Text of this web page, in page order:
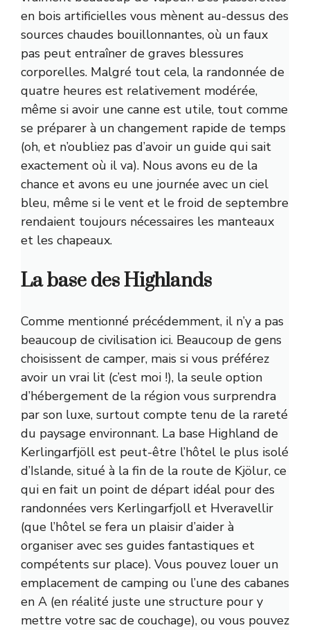
en bois artificielles vous mènent au-dessus des
sources chaudes bouillonnantes, où un faux
pas peut entraîner de graves blessures
corporelles. Malgré tout cela, la randonnée de
quatre heures est relativement modérée,
même si avoir une canne est utile, tout comme
se préparer à un changement rapide de temps
(oh, et n’oubliez pas d’avoir un guide qui sait
exactement où il va). Nous avons eu de la
chance et avons eu une journée avec un ciel
bleu, même si le vent et le froid de septembre
rendaient toujours nécessaires les manteaux
et les chapeaux.
La base des Highlands
Comme mentionné précédemment, il n’y a pas
beaucoup de civilisation ici. Beaucoup de gens
choisissent de camper, mais si vous préférez
avoir un vrai lit (c’est moi !), la seule option
d’hébergement de la région vous surprendra
par son luxe, surtout compte tenu de la rareté
du paysage environnant. La base Highland de
Kerlingarfjöll est peut-être l’hôtel le plus isolé
d’Islande, situé à la fin de la route de Kjölur, ce
qui en fait un point de départ idéal pour des
randonnées vers Kerlingarfjoll et Hveravellir
(que l’hôtel se fera un plaisir d’aider à
organiser avec ses guides fantastiques et
compétents sur place). Vous pouvez louer un
emplacement de camping ou l’une des cabanes
en A (en réalité juste une structure pour y
mettre votre sac de couchage), ou vous pouvez